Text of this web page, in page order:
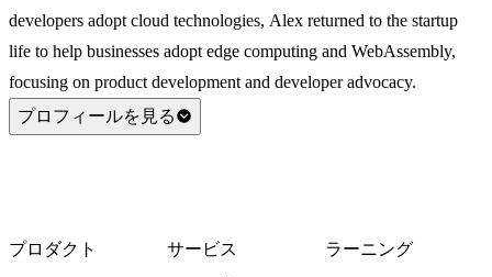
developers adopt cloud technologies, Alex returned to the startup
life to help businesses adopt edge computing and WebAssembly,
focusing on product development and developer advocacy.
プロフィールを見る
プロダクト サービス ラーニング